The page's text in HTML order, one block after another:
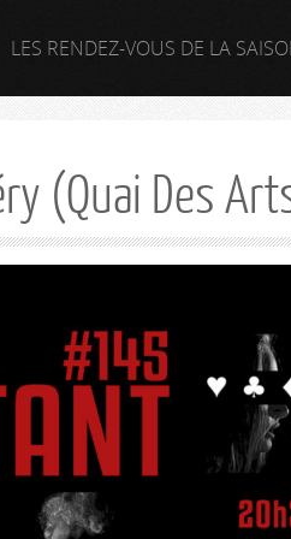
LES RENDEZ-VOUS DE LA
(Quai Des